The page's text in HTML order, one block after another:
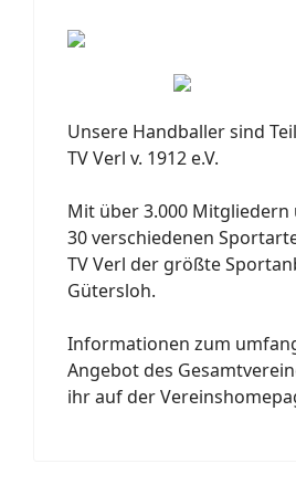
Unsere Handballer sind
TV Verl v. 1912 e.V.
Mit über 3.000 Mitgliedern
30 verschiedenen
TV Verl der größte
Gütersloh.
Informationen zum
Angebot des
ihr auf der